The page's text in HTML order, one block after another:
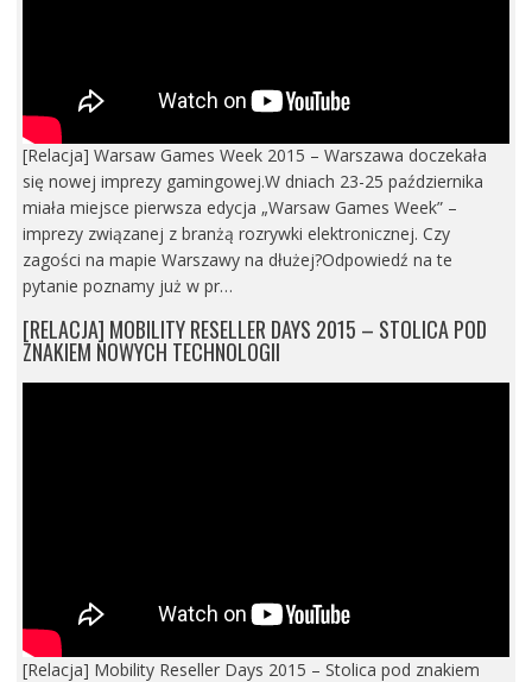
[Relacja] Warsaw Games Week 2015 – Warszawa doczekała
się nowej imprezy gamingowej.W dniach 23-25 października
miała miejsce pierwsza edycja „Warsaw Games Week” –
imprezy związanej z branżą rozrywki elektronicznej. Czy
zagości na mapie Warszawy na dłużej?Odpowiedź na te
pytanie poznamy już w pr…
[RELACJA] MOBILITY RESELLER DAYS 2015 – STOLICA POD
ZNAKIEM NOWYCH TECHNOLOGII
[Relacja] Mobility Reseller Days 2015 – Stolica pod znakiem